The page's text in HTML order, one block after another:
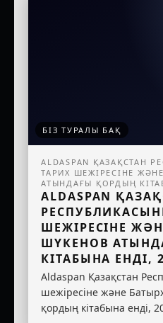
БІЗ ТУРАЛЫ БАҚ
ALDASPAN ҚАЗАҚСТАН
ТАРИХ ШЕЖІРЕСІНЕ
АТЫНДАҒЫ ҚОРДЫҢ
ALDASPAN
ШЕЖІРЕСІНЕ
ШҮКЕНОВ
КІТАБЫНА ЕНДІ,
Aldaspan Қазақстан
шежіресіне және
қордың кітабына енді,